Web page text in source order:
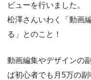
ビューを行いました。
松澤さんいわく「動画
る」とのこと！
動画編集やデザインの
ば初心者でも月5万の副